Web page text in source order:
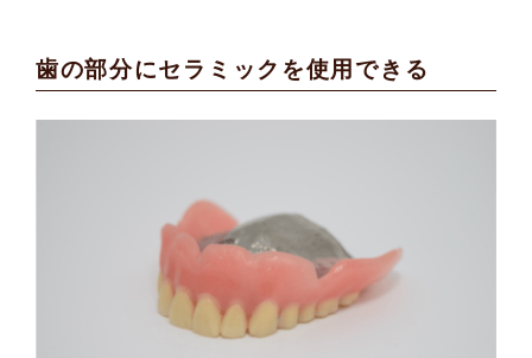
歯の部分にセラミックを使用できる